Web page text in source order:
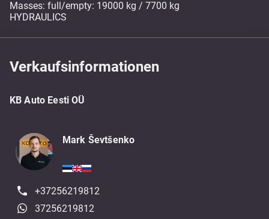
Masses: full/empty: 19000 kg / 7700 kg
HYDRAULICS
Verkaufsinformationen
KB Auto Eesti OÜ
Mark Ševtšenko
+37256219812
37256219812